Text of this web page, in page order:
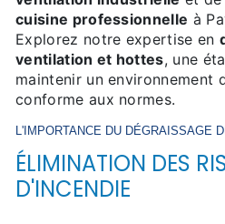
cuisine professionnelle à
Explorez notre expertise en
ventilation et hottes, une
maintenir un environnement
conforme aux normes.
L'IMPORTANCE DU DÉGRAISSAGE
ÉLIMINATION DES
D'INCENDIE